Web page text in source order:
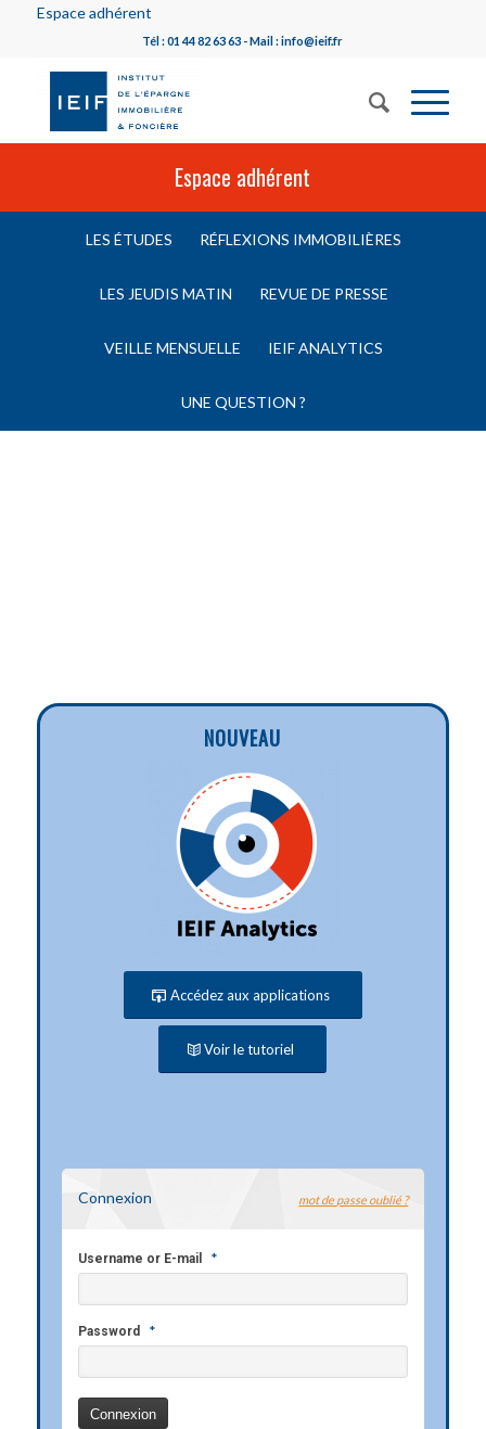
Espace adhérent
Tél : 01 44 82 63 63 - Mail : info@ieif.fr
Espace adhérent
LES ÉTUDES RÉFLEXIONS IMMOBILIÈRES
LES JEUDIS MATIN REVUE DE PRESSE
VEILLE MENSUELLE IEIF ANALYTICS
UNE QUESTION ?
NOUVEAU
Accédez aux applications
Voir le tutoriel
Connexion mot de passe oublié ?
Username or E-mail *
Password *